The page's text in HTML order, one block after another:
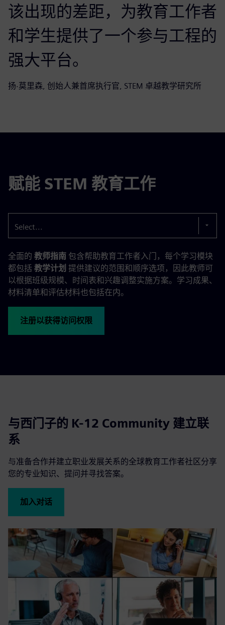
该出现的差距，为教育工作者
和学生提供了一个参与工程的
强大平台。
扬·莫里森, 创始人兼首席执行官, STEM 卓越教学研究所
赋能 STEM 教育工作
Select...
全面的 教师指南 包含帮助教育工作者入门，每个学习模块
都包括 教学计划 提供建议的范围和顺序选项，因此教师可
以根据班级规模、时间表和兴趣调整实施方案。学习成果、
材料清单和评估材料也包括在内。
注册以获得访问权限
与西门子的 K-12 Community 建立联
系
与准备合作并建立职业发展关系的全球教育工作者社区分享
您的专业知识、提问并寻找答案。
加入对话